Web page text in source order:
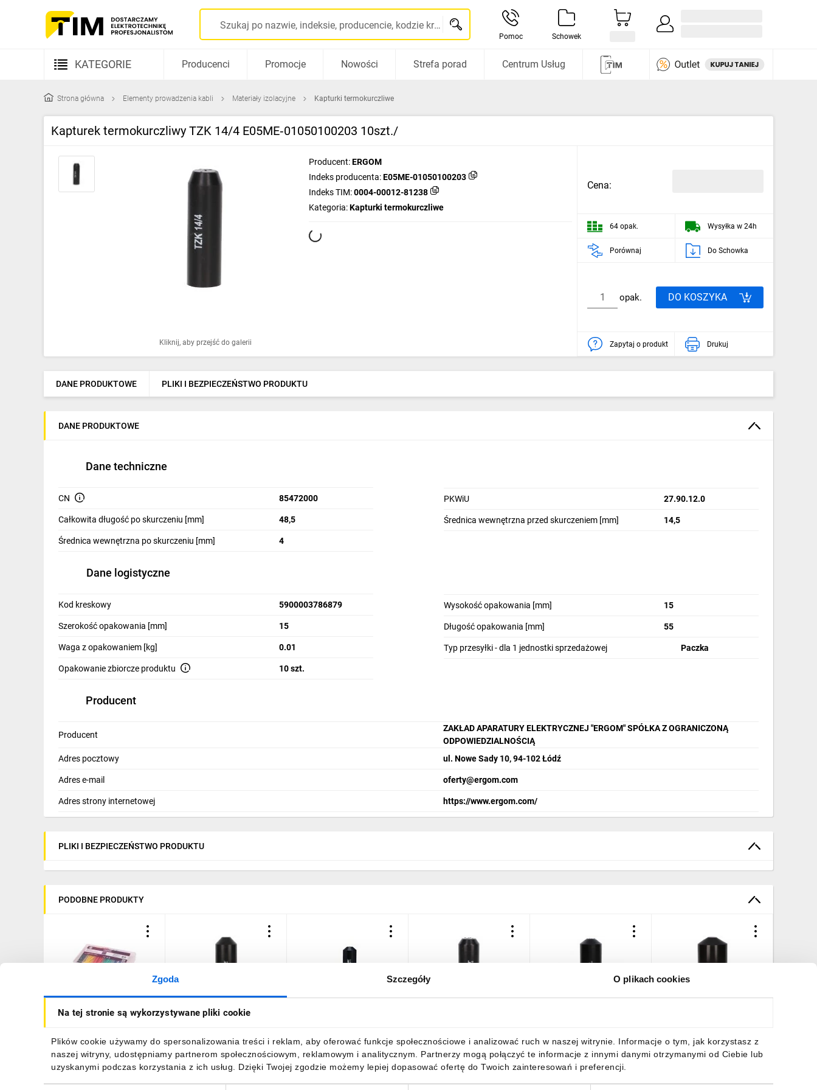
Zgoda Szczegóły O plikach cookies
Na tej stronie są wykorzystywane pliki cookie
Plików cookie używamy do spersonalizowania treści i reklam, aby oferować funkcje społecznościowe i analizować ruch w naszej witrynie. Informacje o tym, jak korzystasz z
naszej witryny, udostępniamy partnerom społecznościowym, reklamowym i analitycznym. Partnerzy mogą połączyć te informacje z innymi danymi otrzymanymi od Ciebie lub
uzyskanymi podczas korzystania z ich usług. Dzięki Twojej zgodzie możemy lepiej dopasować ofertę do Twoich zainteresowań i preferencji.
Szukaj po nazwie, indeksie, producencie, kodzie kreskowym...
Pomoc Schowek
KATEGORIE
Kable i przewody
Rozdzielnice i obudowy
Elementy prowadzenia kabli
Fotowoltaika
Ogrzewanie
Elektronarzędzia i mierniki
Dom i ogród
Odzież ochronna i BHP
Inne
Budowa i Remont
Elektronika
Smart home
Elektromobilność
Producenci Promocje Nowości Strefa porad Centrum Usług
Strona główna Elementy prowadzenia kabli Materiały izolacyjne Kapturki termokurczliwe
Kapturek termokurczliwy TZK 14/4 E05ME‑01050100203 10szt./
Kliknij, aby przejść do galerii
Producent:ERGOM
Indeks producenta:E05ME-01050100203
Indeks TIM:0004-00012-81238
Kategoria:Kapturki termokurczliwe
Cena:
64 opak. Wysyłka w 24h
Porównaj Do Schowka
opak. DO KOSZYKA
Zapytaj o produkt Drukuj
DANE PRODUKTOWE PLIKI I BEZPIECZEŃSTWO PRODUKTU
DANE PRODUKTOWE
Dane techniczne
CN 85472000
Całkowita długość po skurczeniu [mm] 48,5
Średnica wewnętrzna po skurczeniu [mm] 4
PKWiU 27.90.12.0
Średnica wewnętrzna przed skurczeniem [mm] 14,5
Dane logistyczne
Kod kreskowy 5900003786879
Szerokość opakowania [mm] 15
Waga z opakowaniem [kg] 0.01
Opakowanie zbiorcze produktu 10 szt.
Wysokość opakowania [mm] 15
Długość opakowania [mm] 55
Typ przesyłki - dla 1 jednostki sprzedażowej Paczka
Producent
Producent
ZAKŁAD APARATURY ELEKTRYCZNEJ "ERGOM" SPÓŁKA Z OGRANICZONĄ
ODPOWIEDZIALNOŚCIĄ
Adres pocztowy
ul. Nowe Sady 10, 94-102 Łódź
Adres e-mail oferty@ergom.com
Adres strony internetowej https://www.ergom.com/
PLIKI I BEZPIECZEŃSTWO PRODUKTU
PODOBNE PRODUKTY
Zestaw rurek
termokurczliwych, 100 szt
22,00 złbrutto
Kapturek termokurczliwy
TZK 52/25 E05ME-
96,31 zł brutto 67,16 zł brutto 50,18 złbrutto 20,53 zł brutto 25,46 złbrutto